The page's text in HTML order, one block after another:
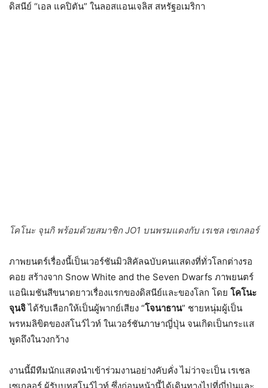
ดิสนีย์ “เอล แคปิตัน” ในลอสแอนเจลิส สหรัฐอเมริกา
โคโนะ จุนกิ พร้อมด้วยสมาชิก JO1 บนพรมแดงกับ เรเชล เซเกลอร์
ภาพยนตร์เรื่องนี้เป็นเวอร์ชันมิวสิคัลฉบับคนแสดงที่ทั่วโลกต่างรอ
คอย สร้างจาก Snow White and the Seven Dwarfs ภาพยนตร์
แอนิเมชันสีขนาดยาวเรื่องแรกของดิสนีย์และของโลก โดย โคโนะ
จุนจิได้รับเลือกให้เป็นผู้พากย์เสียง “โจนาธาน” ชายหนุ่มผู้เป็น
พรหมลิขิตของสโนว์ไวท์ ในเวอร์ชันภาษาญี่ปุ่น จนเกิดเป็นกระแส
พูดถึงในวงกว้าง
งานนี้มีทีมนักแสดงนำเข้าร่วมงานอย่างคับคั่ง ไม่ว่าจะเป็น เรเชล
เซเกลอร์ ผู้รับบทสโนว์ไวท์ ซึ่งก่อนหน้านี้ได้เดินทางไปที่ญี่ปุ่นและ